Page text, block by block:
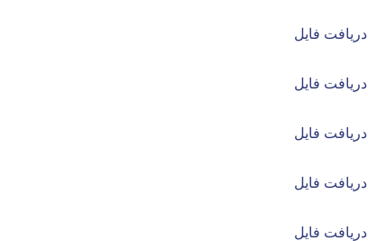
دریافت فایل
دریافت فایل
دریافت فایل
دریافت فایل
دریافت فایل